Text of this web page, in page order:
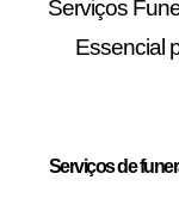
Serviços
Essencial
Serviços de